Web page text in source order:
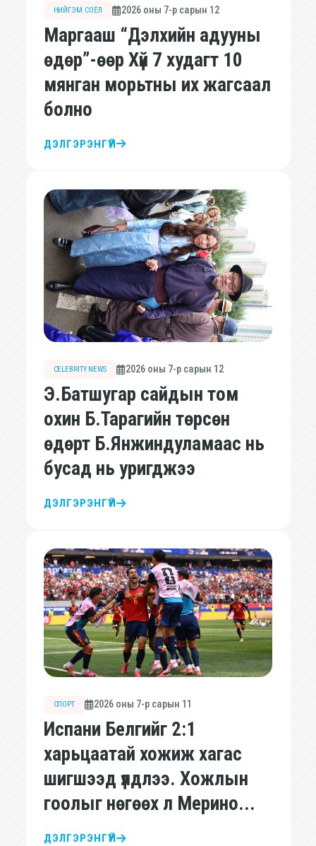
НИЙГЭМ СОЁЛ 2026 оны 7-р сарын 12
Маргааш “Дэлхийн адууны
өдөр”-өөр Хүй 7 худагт 10
мянган морьтны их жагсаал
болно
ДЭЛГЭРЭНГҮЙ
CELEBRITY NEWS 2026 оны 7-р сарын 12
Э.Батшугар сайдын том
охин Б.Тарагийн төрсөн
өдөрт Б.Янжиндуламаас нь
бусад нь уригджээ
ДЭЛГЭРЭНГҮЙ
СПОРТ 2026 оны 7-р сарын 11
Испани Белгийг 2:1
харьцаатай хожиж хагас
шигшээд үлдлээ. Хожлын
гоолыг нөгөөх л Мерино...
ДЭЛГЭРЭНГҮЙ